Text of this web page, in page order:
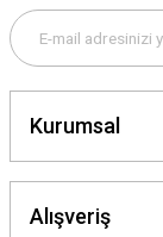
Kurumsal
Alışveriş